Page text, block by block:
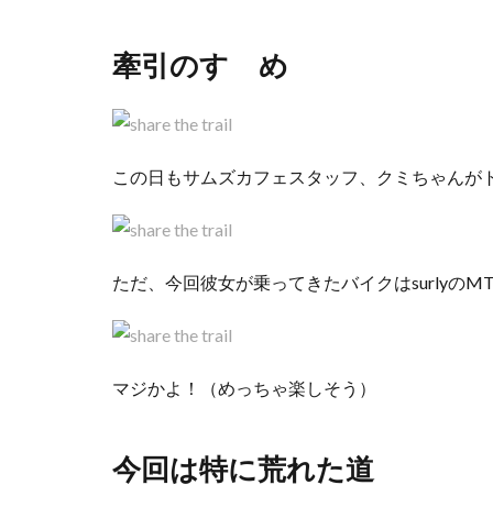
牽引のすゝめ
この日もサムズカフェスタッフ、クミちゃんが
ただ、今回彼女が乗ってきたバイクはsurlyの
マジかよ！（めっちゃ楽しそう）
今回は特に荒れた道